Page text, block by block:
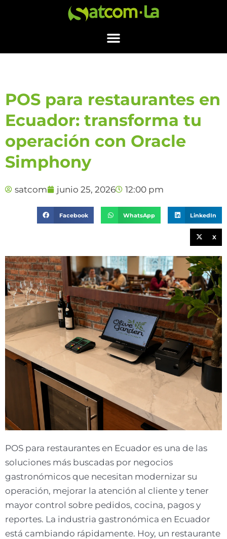
POS para restaurantes en
Ecuador: transforma tu
operación con Oracle
Simphony
satcom junio 25, 2026 12:00 pm
Facebook WhatsApp LinkedIn
X
POS para restaurantes en Ecuador es una de las
soluciones más buscadas por negocios
gastronómicos que necesitan modernizar su
operación, mejorar la atención al cliente y tener
mayor control sobre pedidos, cocina, pagos y
reportes. La industria gastronómica en Ecuador
está cambiando rápidamente. Hoy, un restaurante